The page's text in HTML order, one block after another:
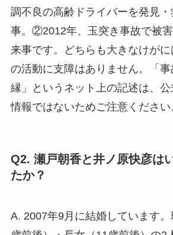
調不良の高齢ドライバーを発見
事。②2012年、玉突き事故で被
来事です。どちらも大きなけが
の活動に支障はありません。「
縁」というネット上の記述は、
情報ではないためご注意ください
Q2. 瀬戸朝香と井ノ原快彦は
たか？
A. 2007年9月に結婚しています